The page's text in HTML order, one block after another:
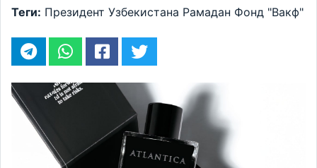
Теги: Президент Узбекистана Рамадан Фонд "Вакф"